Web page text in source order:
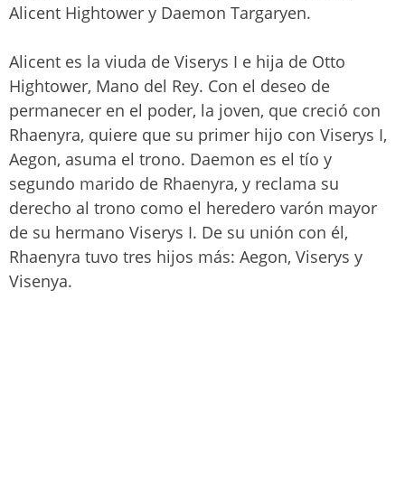
Alicent Hightower y Daemon Targaryen.
Alicent es la viuda de Viserys I e hija de Otto
Hightower, Mano del Rey. Con el deseo de
permanecer en el poder, la joven, que creció con
Rhaenyra, quiere que su primer hijo con Viserys I,
Aegon, asuma el trono. Daemon es el tío y
segundo marido de Rhaenyra, y reclama su
derecho al trono como el heredero varón mayor
de su hermano Viserys I. De su unión con él,
Rhaenyra tuvo tres hijos más: Aegon, Viserys y
Visenya.